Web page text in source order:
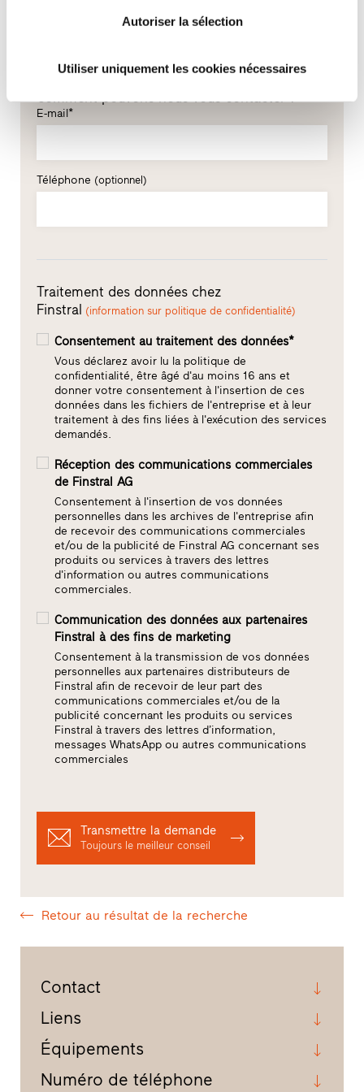
Autoriser la sélection
Utiliser uniquement les cookies nécessaires
Comment pouvons-nous vous contacter ?
E-mail*
Téléphone (optionnel)
Traitement des données chez
Finstral (information sur politique de confidentialité)
Consentement au traitement des données*
Vous déclarez avoir lu la politique de
confidentialité, être âgé d'au moins 16 ans et
donner votre consentement à l'insertion de ces
données dans les fichiers de l'entreprise et à leur
traitement à des fins liées à l'exécution des services
demandés.
Réception des communications commerciales
de Finstral AG
Consentement à l'insertion de vos données
personnelles dans les archives de l'entreprise afin
de recevoir des communications commerciales
et/ou de la publicité de Finstral AG concernant ses
produits ou services à travers des lettres
d'information ou autres communications
commerciales.
Communication des données aux partenaires
Finstral à des fins de marketing
Consentement à la transmission de vos données
personnelles aux partenaires distributeurs de
Finstral afin de recevoir de leur part des
communications commerciales et/ou de la
publicité concernant les produits ou services
Finstral à travers des lettres d’information,
messages WhatsApp ou autres communications
commerciales
Transmettre la demande
Toujours le meilleur conseil
Retour au résultat de la recherche
Contact
Liens
Équipements
Numéro de téléphone